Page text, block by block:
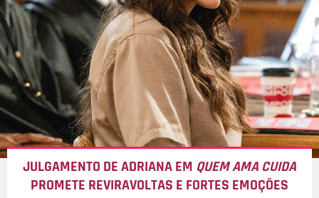
JULGAMENTO DE ADRIANA EM QUEM AMA CUIDA
PROMETE REVIRAVOLTAS E FORTES EMOÇÕES